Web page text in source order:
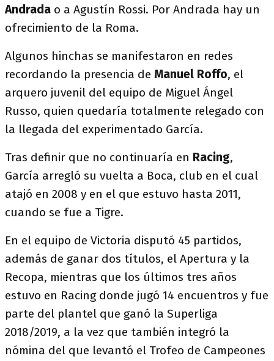
Andrada o a Agustín Rossi. Por Andrada hay un
ofrecimiento de la Roma.
Algunos hinchas se manifestaron en redes
recordando la presencia de Manuel Roffo, el
arquero juvenil del equipo de Miguel Ángel
Russo, quien quedaría totalmente relegado con
la llegada del experimentado García.
Tras definir que no continuaría en Racing,
García arregló su vuelta a Boca, club en el cual
atajó en 2008 y en el que estuvo hasta 2011,
cuando se fue a Tigre.
En el equipo de Victoria disputó 45 partidos,
además de ganar dos títulos, el Apertura y la
Recopa, mientras que los últimos tres años
estuvo en Racing donde jugó 14 encuentros y fue
parte del plantel que ganó la Superliga
2018/2019, a la vez que también integró la
nómina del que levantó el Trofeo de Campeones